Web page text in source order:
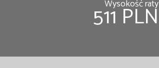
Wysokość raty
511 PLN